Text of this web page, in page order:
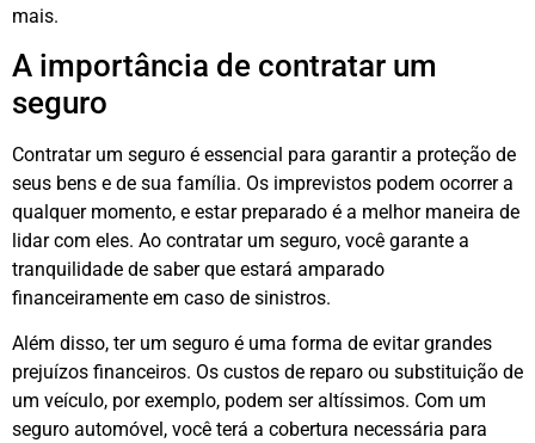
mais.
A importância de contratar um
seguro
Contratar um seguro é essencial para garantir a proteção de
seus bens e de sua família. Os imprevistos podem ocorrer a
qualquer momento, e estar preparado é a melhor maneira de
lidar com eles. Ao contratar um seguro, você garante a
tranquilidade de saber que estará amparado
financeiramente em caso de sinistros.
Além disso, ter um seguro é uma forma de evitar grandes
prejuízos financeiros. Os custos de reparo ou substituição de
um veículo, por exemplo, podem ser altíssimos. Com um
seguro automóvel, você terá a cobertura necessária para